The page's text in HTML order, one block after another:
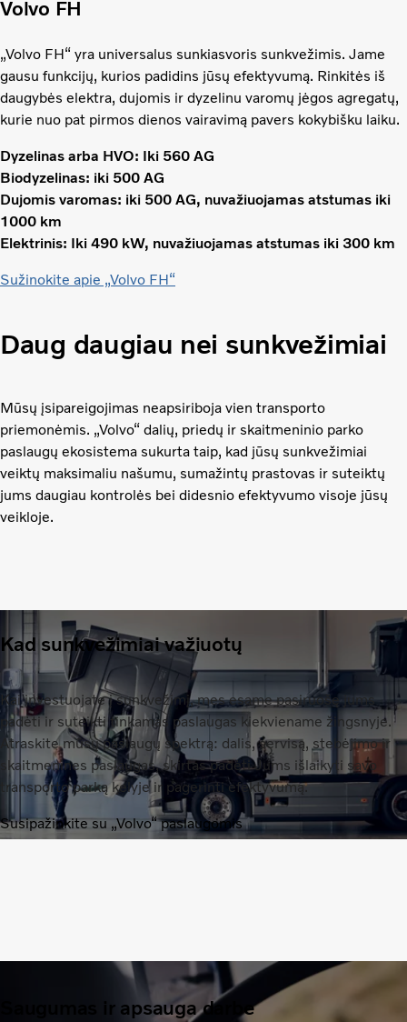
Volvo FH
„Volvo FH“ yra universalus sunkiasvoris sunkvežimis. Jame
gausu funkcijų, kurios padidins jūsų efektyvumą. Rinkitės iš
daugybės elektra, dujomis ir dyzelinu varomų jėgos agregatų,
kurie nuo pat pirmos dienos vairavimą pavers kokybišku laiku.
Dyzelinas arba HVO: Iki 560 AG
Biodyzelinas: iki 500 AG
Dujomis varomas: iki 500 AG, nuvažiuojamas atstumas iki
1000 km
Elektrinis: Iki 490 kW, nuvažiuojamas atstumas iki 300 km
Sužinokite apie „Volvo FH“
Daug daugiau nei sunkvežimiai
Mūsų įsipareigojimas neapsiriboja vien transporto
priemonėmis. „Volvo“ dalių, priedų ir skaitmeninio parko
paslaugų ekosistema sukurta taip, kad jūsų sunkvežimiai
veiktų maksimaliu našumu, sumažintų prastovas ir suteiktų
jums daugiau kontrolės bei didesnio efektyvumo visoje jūsų
veikloje.
Kad sunkvežimiai važiuotų
Kai investuojate į sunkvežimį, mes esame pasiruošę jums
padėti ir suteikti tinkamas paslaugas kiekviename žingsnyje.
Atraskite mūsų paslaugų spektrą: dalis, servisą, stebėjimo ir
skaitmenines paslaugas, skirtas padėti Jums išlaikyti savo
transporto parką kelyje ir pagerinti efektyvumą.
Susipažinkite su „Volvo“ paslaugomis
Saugumas ir apsauga darbe